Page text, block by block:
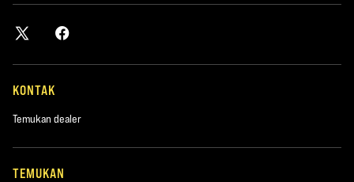
KONTAK
Temukan dealer
TEMUKAN